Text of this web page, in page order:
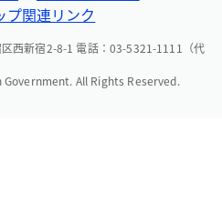
プ関連リンク
西新宿2-8-1 電話：03-5321-1111（代
All Rights Reserved.